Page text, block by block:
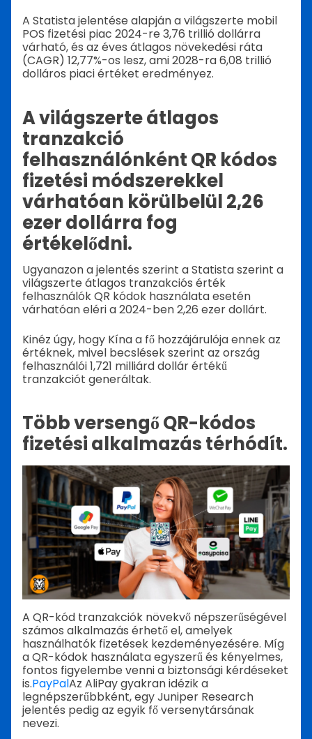
A Statista jelentése alapján a világszerte mobil
POS fizetési piac 2024-re 3,76 trillió dollárra
várható, és az éves átlagos növekedési ráta
(CAGR) 12,77%-os lesz, ami 2028-ra 6,08 trillió
dolláros piaci értéket eredményez.
A világszerte átlagos
tranzakció
felhasználónként QR kódos
fizetési módszerekkel
várhatóan körülbelül 2,26
ezer dollárra fog
értékelődni.
Ugyanazon a jelentés szerint a Statista szerint a
világszerte átlagos tranzakciós érték
felhasználók QR kódok használata esetén
várhatóan eléri a 2024-ben 2,26 ezer dollárt.
Kinéz úgy, hogy Kína a fő hozzájárulója ennek az
értéknek, mivel becslések szerint az ország
felhasználói 1,721 milliárd dollár értékű
tranzakciót generáltak.
Több versengő QR-kódos
fizetési alkalmazás térhódít.
A QR-kód tranzakciók növekvő népszerűségével
számos alkalmazás érhető el, amelyek
használhatók fizetések kezdeményezésére. Míg
a QR-kódok használata egyszerű és kényelmes,
fontos figyelembe venni a biztonsági kérdéseket
is.PayPalAz AliPay gyakran idézik a
legnépszerűbbként, egy Juniper Research
jelentés pedig az egyik fő versenytársának
nevezi.